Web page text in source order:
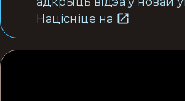
Націсніце на